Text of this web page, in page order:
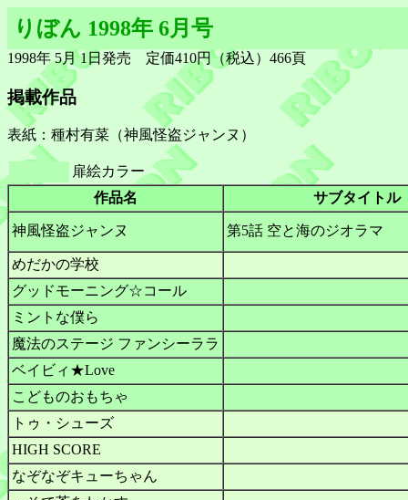
りぼん 1998年 6月号
1998年 5月 1日発売 定価410円（税込）466頁
掲載作品
表紙：種村有菜（神風怪盗ジャンヌ）
扉絵カラー
作品名
サブタイトル
神風怪盗ジャンヌ 第5話 空と海のジオラマ
めだかの学校
グッドモーニング☆コール
ミントな僕ら
魔法のステージ ファンシーララ
ベイビィ★Love
こどものおもちゃ
トゥ・シューズ
HIGH SCORE
なぞなぞキューちゃん